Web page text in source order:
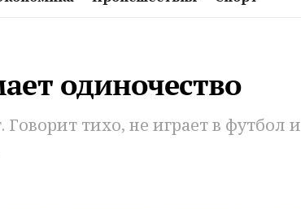
одиночество
тихо, не играет в футбол и